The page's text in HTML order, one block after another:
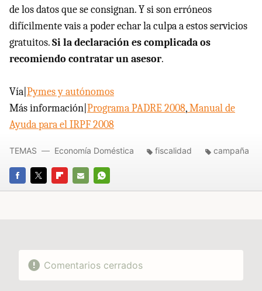
de los datos que se consignan. Y si son erróneos
difícilmente vais a poder echar la culpa a estos servicios
gratuitos.Si la declaración es complicada os
recomiendo contratar un asesor.
Vía| Pymes y autónomos
Más información| ProgramaPADRE2008,Manual de
Ayuda para elIRPF2008
FACEBOOK
TWITTERFLIPBOARD
E-
WHATSAPP
TEMAS Economía Doméstica fiscalidad campaña
Comentarios cerrados